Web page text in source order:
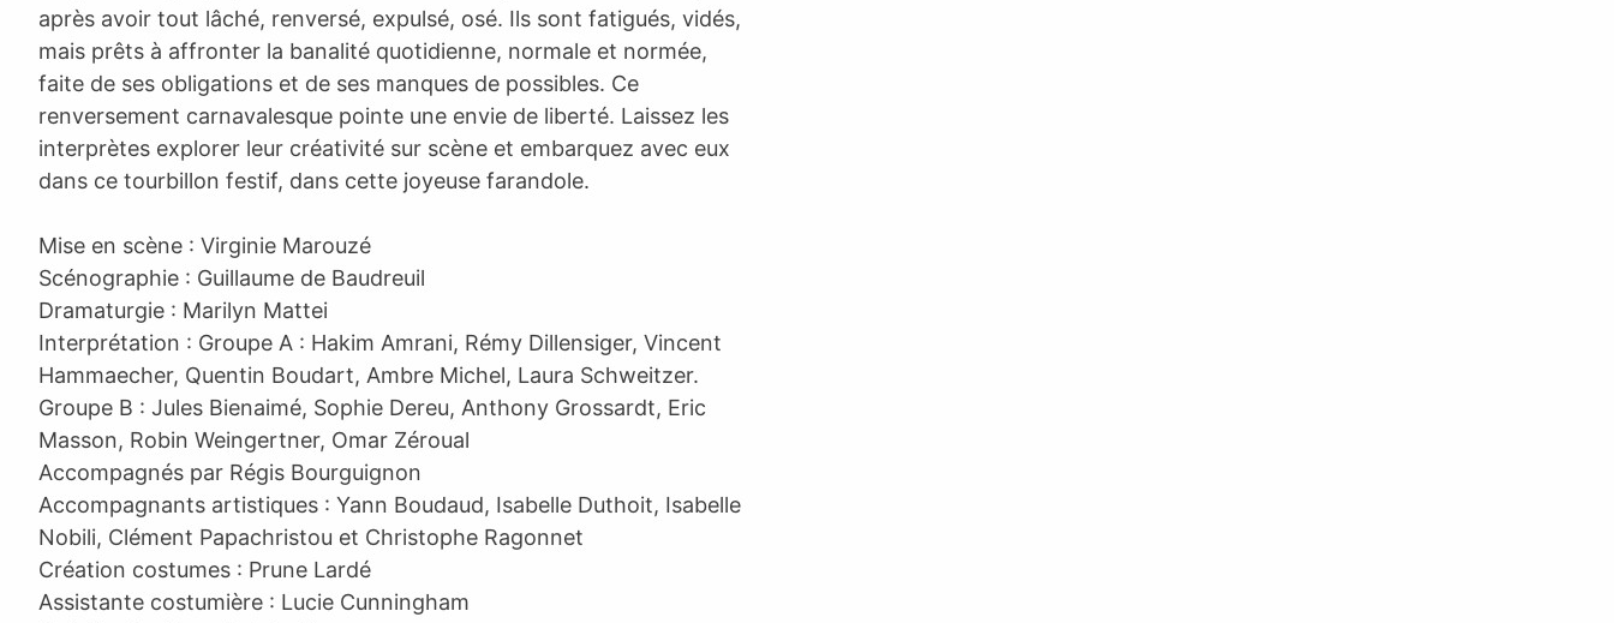
après avoir tout lâché, renversé, expulsé, osé. Ils sont fatigués, vidés,
mais prêts à affronter la banalité quotidienne, normale et normée,
faite de ses obligations et de ses manques de possibles. Ce
renversement carnavalesque pointe une envie de liberté. Laissez les
interprètes explorer leur créativité sur scène et embarquez avec eux
dans ce tourbillon festif, dans cette joyeuse farandole.
Mise en scène : Virginie Marouzé
Scénographie : Guillaume de Baudreuil
Dramaturgie : Marilyn Mattei
Interprétation : Groupe A : Hakim Amrani, Rémy Dillensiger, Vincent
Hammaecher, Quentin Boudart, Ambre Michel, Laura Schweitzer.
Groupe B : Jules Bienaimé, Sophie Dereu, Anthony Grossardt, Eric
Masson, Robin Weingertner, Omar Zéroual
Accompagnés par Régis Bourguignon
Accompagnants artistiques : Yann Boudaud, Isabelle Duthoit, Isabelle
Nobili, Clément Papachristou et Christophe Ragonnet
Création costumes : Prune Lardé
Assistante costumière : Lucie Cunningham